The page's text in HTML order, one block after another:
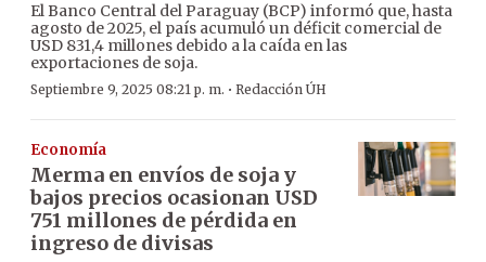
El Banco Central del Paraguay (BCP) informó que, hasta
agosto de 2025, el país acumuló un déficit comercial de
USD 831,4 millones debido a la caída en las
exportaciones de soja.
Septiembre 9, 2025 08:21 p. m. · Redacción ÚH
Economía
Merma en envíos de soja y
bajos precios ocasionan USD
751 millones de pérdida en
ingreso de divisas